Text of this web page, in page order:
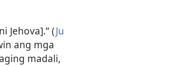
Jehova].” (Ju
ang mga
madali,